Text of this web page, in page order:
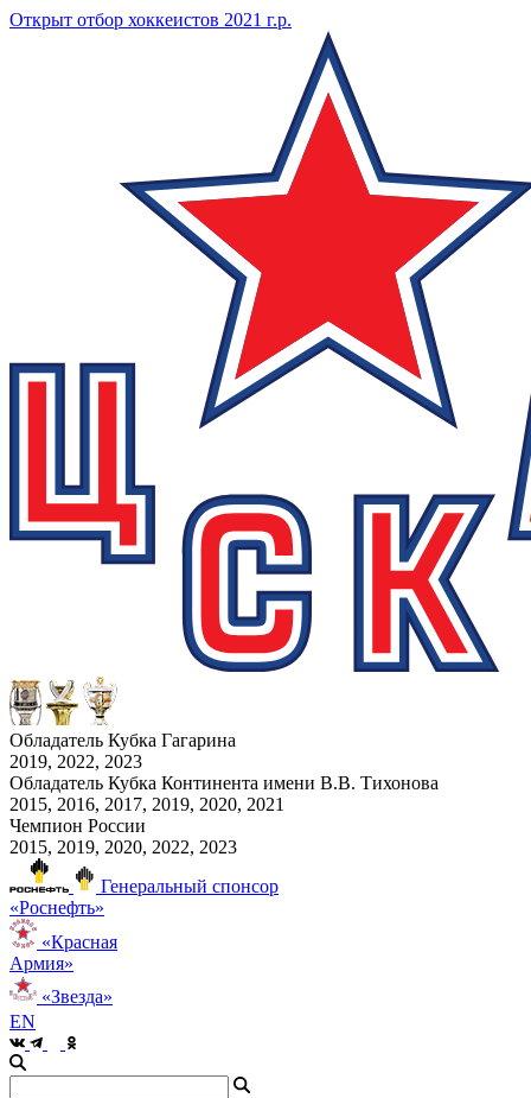
Открыт отбор хоккеистов 2021 г.р.
Обладатель Кубка Гагарина
2019, 2022, 2023
Обладатель Кубка Континента имени В.В. Тихонова
2015, 2016, 2017, 2019, 2020, 2021
Чемпион России
2015, 2019, 2020, 2022, 2023
Генеральный спонсор
«Роснефть»
«Красная
Армия»
«Звезда»
EN